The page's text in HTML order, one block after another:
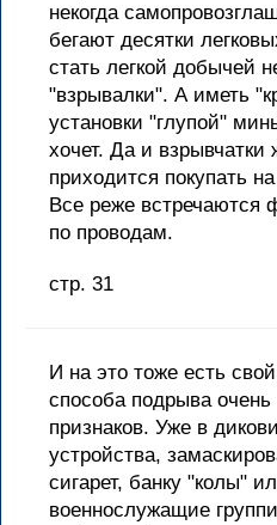
некогда
бегают десятки
стать легкой добычей
"взрывалки". А иметь
установки "глупой"
хочет. Да и
приходится покупать
Все реже встречаются
по проводам.
стр. 31
И на это тоже есть
способа подрыва
признаков. Уже в
устройства,
сигарет, банку "колы"
военнослужащие